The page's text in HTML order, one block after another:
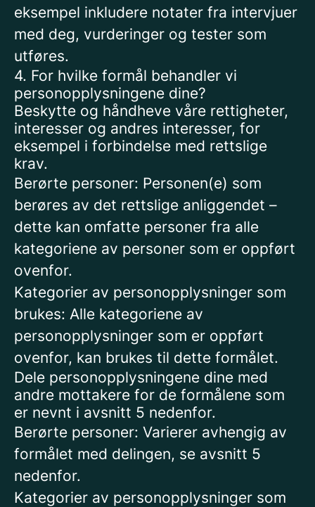
eksempel inkludere notater fra intervjuer
med deg, vurderinger og tester som
utføres.
4. For hvilke formål behandler vi
personopplysningene dine?
Beskytte og håndheve våre rettigheter,
interesser og andres interesser, for
eksempel i forbindelse med rettslige
krav.
Berørte personer: Personen(e) som
berøres av det rettslige anliggendet –
dette kan omfatte personer fra alle
kategoriene av personer som er oppført
ovenfor.
Kategorier av personopplysninger som
brukes: Alle kategoriene av
personopplysninger som er oppført
ovenfor, kan brukes til dette formålet.
Dele personopplysningene dine med
andre mottakere for de formålene som
er nevnt i avsnitt 5 nedenfor.
Berørte personer: Varierer avhengig av
formålet med delingen, se avsnitt 5
nedenfor.
Kategorier av personopplysninger som